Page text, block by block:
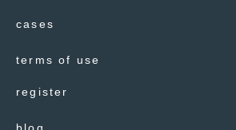
cases
terms of use
register